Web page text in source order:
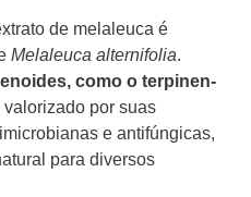
de melaleuca é
Melaleuca alternifolia.
como o terpinen-
por suas
e antifúngicas,
para diversos